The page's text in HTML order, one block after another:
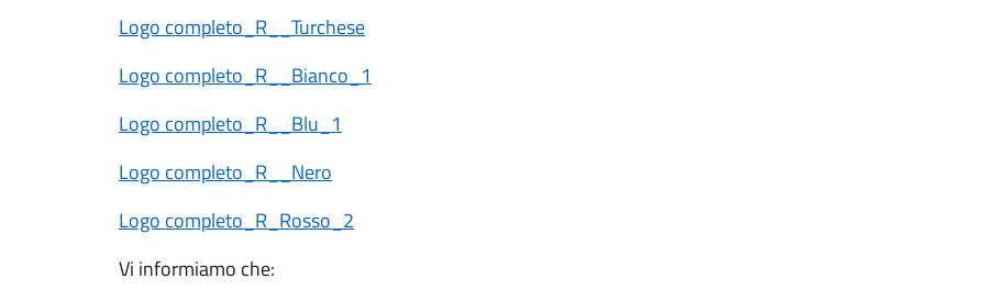
Logo completo_R__Turchese
Logo completo_R__Bianco_1
Logo completo_R__Blu_1
Logo completo_R__Nero
Logo completo_R_Rosso_2
Vi informiamo che: